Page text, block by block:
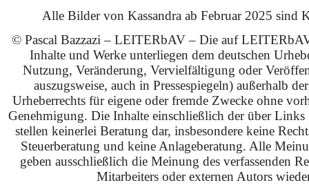
Alle Bilder von Kassandra ab Februar 2025 sind
© Pascal Bazzazi – LEITERbAV – Die auf
Inhalte und Werke unterliegen dem deutschen
Nutzung, Veränderung, Vervielfältigung oder
auszugsweise, auch in Pressespiegeln) außerhalb
Urheberrechts für eigene oder fremde Zwecke ohne
Genehmigung. Die Inhalte einschließlich der über Links
stellen keinerlei Beratung dar, insbesondere keine
Steuerberatung und keine Anlageberatung. Alle
geben ausschließlich die Meinung des verfassenden
Mitarbeiters oder externen Autors